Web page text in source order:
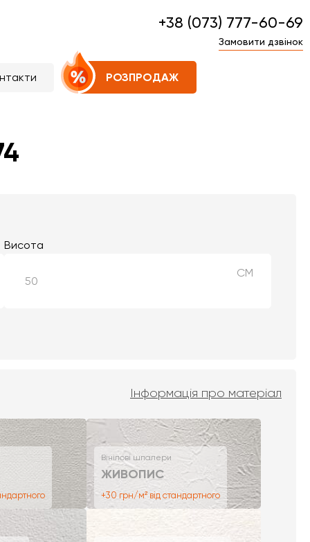
+38 (073) 777-60-69
Замовити дзвінок
РОЗПРОДАЖ
Висота
СМ
Інформація про матеріал
Вінілові шпалери
ЖИВОПИС
+30 грн/м² від стандартного